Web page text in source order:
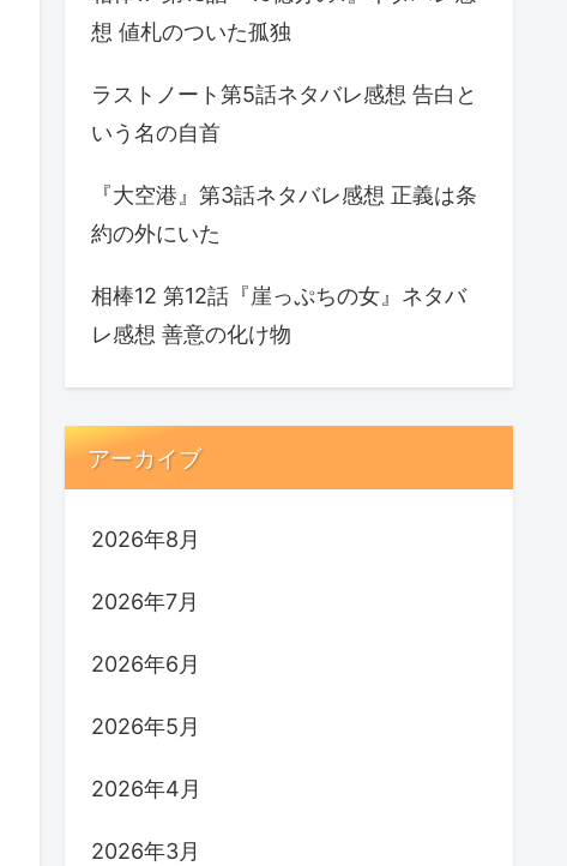
想 値札のついた孤独
ラストノート第5話ネタバレ感想 告白と
いう名の自首
『大空港』第3話ネタバレ感想 正義は条
約の外にいた
相棒12 第12話『崖っぷちの女』ネタバ
レ感想 善意の化け物
アーカイブ
2026年8月
2026年7月
2026年6月
2026年5月
2026年4月
2026年3月